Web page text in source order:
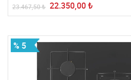
23.467,50₺ 22.350,00 ₺
% 5